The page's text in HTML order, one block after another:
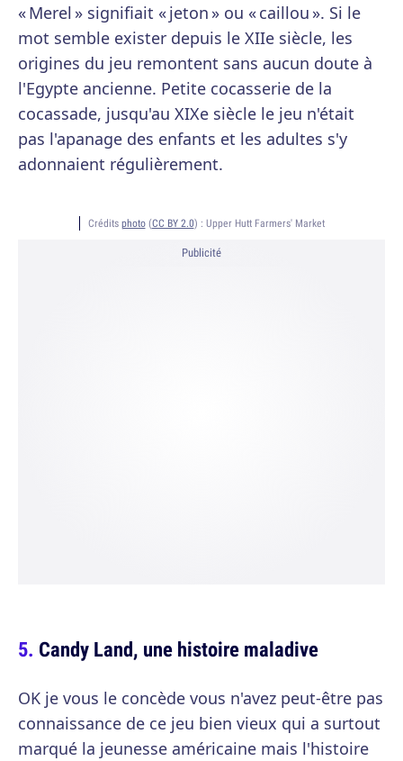
« Merel » signifiait « jeton » ou « caillou ». Si le
mot semble exister depuis le XIIe siècle, les
origines du jeu remontent sans aucun doute à
l'Egypte ancienne. Petite cocasserie de la
cocassade, jusqu'au XIXe siècle le jeu n'était
pas l'apanage des enfants et les adultes s'y
adonnaient régulièrement.
Crédits photo(CC BY 2.0) : Upper Hutt Farmers' Market
Publicité
Candy Land, une histoire maladive
OK je vous le concède vous n'avez peut-être pas
connaissance de ce jeu bien vieux qui a surtout
marqué la jeunesse américaine mais l'histoire